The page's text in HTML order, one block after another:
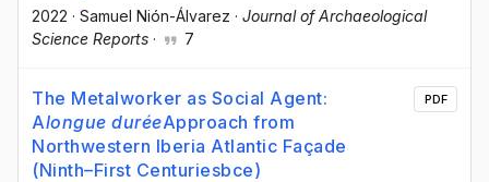
2022 · Samuel Nión-Álvarez · Journal of Archaeological
Science Reports · 7
The Metalworker as Social Agent:
Alongue duréeApproach from
Northwestern Iberia Atlantic Façade
(Ninth–First Centuriesbce)
PDF